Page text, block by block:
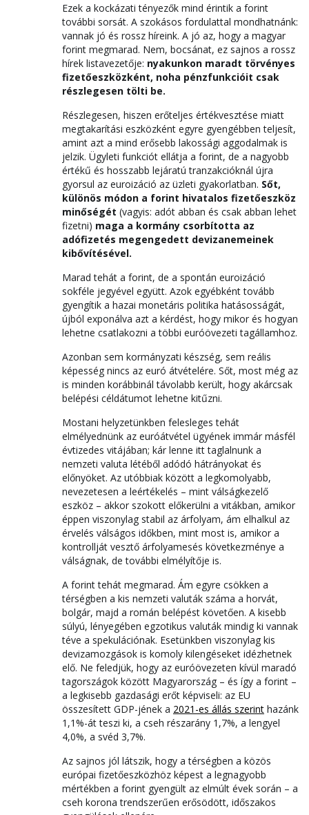
Ezek a kockázati tényezők mind érintik a forint
további sorsát. A szokásos fordulattal mondhatnánk:
vannak jó és rossz híreink. A jó az, hogy a magyar
forint megmarad. Nem, bocsánat, ez sajnos a rossz
hírek listavezetője: nyakunkon maradt törvényes
fizetőeszközként, noha pénzfunkcióit csak
részlegesen tölti be.
Részlegesen, hiszen erőteljes értékvesztése miatt
megtakarítási eszközként egyre gyengébben teljesít,
amint azt a mind erősebb lakossági aggodalmak is
jelzik. Ügyleti funkciót ellátja a forint, de a nagyobb
értékű és hosszabb lejáratú tranzakcióknál újra
gyorsul az euroizáció az üzleti gyakorlatban. Sőt,
különös módon a forint hivatalos fizetőeszköz
minőségét (vagyis: adót abban és csak abban lehet
fizetni) maga a kormány csorbította az
adófizetés megengedett devizanemeinek
kibővítésével.
Marad tehát a forint, de a spontán euroizáció
sokféle jegyével együtt. Azok egyébként tovább
gyengítik a hazai monetáris politika hatásosságát,
újból exponálva azt a kérdést, hogy mikor és hogyan
lehetne csatlakozni a többi euróövezeti tagállamhoz.
Azonban sem kormányzati készség, sem reális
képesség nincs az euró átvételére. Sőt, most még az
is minden korábbinál távolabb került, hogy akárcsak
belépési céldátumot lehetne kitűzni.
Mostani helyzetünkben felesleges tehát
elmélyednünk az euróátvétel ügyének immár másfél
évtizedes vitájában; kár lenne itt taglalnunk a
nemzeti valuta létéből adódó hátrányokat és
előnyöket. Az utóbbiak között a legkomolyabb,
nevezetesen a leértékelés – mint válságkezelő
eszköz – akkor szokott előkerülni a vitákban, amikor
éppen viszonylag stabil az árfolyam, ám elhalkul az
érvelés válságos időkben, mint most is, amikor a
kontrollját vesztő árfolyamesés következménye a
válságnak, de további elmélyítője is.
A forint tehát megmarad. Ám egyre csökken a
térségben a kis nemzeti valuták száma a horvát,
bolgár, majd a román belépést követően. A kisebb
súlyú, lényegében egzotikus valuták mindig ki vannak
téve a spekulációnak. Esetünkben viszonylag kis
devizamozgások is komoly kilengéseket idézhetnek
elő. Ne feledjük, hogy az euróövezeten kívül maradó
tagországok között Magyarország – és így a forint –
a legkisebb gazdasági erőt képviseli: az EU
összesített GDP-jének a 2021-es állás szerint hazánk
1,1%-át teszi ki, a cseh részarány 1,7%, a lengyel
4,0%, a svéd 3,7%.
Az sajnos jól látszik, hogy a térségben a közös
európai fizetőeszközhöz képest a legnagyobb
mértékben a forint gyengült az elmúlt évek során – a
cseh korona trendszerűen erősödött, időszakos